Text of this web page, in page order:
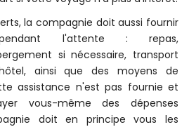
la compagnie doit aussi fournir
l'attente : repas,
si nécessaire, transport
ainsi que des moyens de
assistance n'est pas fournie et
vous-même des dépenses
doit en principe vous les